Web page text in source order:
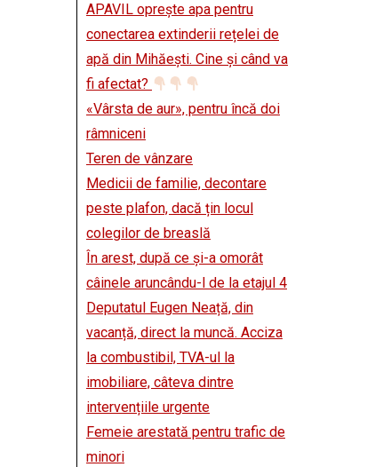
APAVIL oprește apa pentru
conectarea extinderii rețelei de
apă din Mihăești. Cine și când va
fi afectat?
«Vârsta de aur», pentru încă doi
râmniceni
Teren de vânzare
Medicii de familie, decontare
peste plafon, dacă țin locul
colegilor de breaslă
În arest, după ce și-a omorât
câinele aruncându-l de la etajul 4
Deputatul Eugen Neață, din
vacanță, direct la muncă. Acciza
la combustibil, TVA-ul la
imobiliare, câteva dintre
intervențiile urgente
Femeie arestată pentru trafic de
minori